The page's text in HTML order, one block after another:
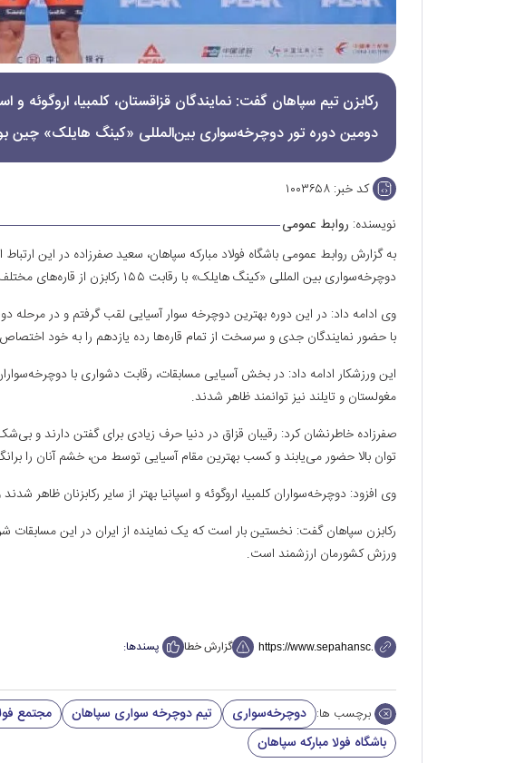
رکابزن تیم سپاهان گفت: نمایندگان قزاقستان، کلمبیا، اروگوئه
دومین دوره تور دوچرخه‌سواری بین‌المللی «کینگ‌ هایلک» چین
کد خبر: ۱۰۰۳۶۵۸
نویسنده: روابط عمومی
به گزارش روابط عمومی باشگاه فولاد مبارکه سپاهان، سعید صفرزاده در این
دوچرخه‌سواری بین المللی «کینگ‌ هایلک» با رقابت ۱۵۵ رکابزن از قاره‌های مختلف در چین برگزار شد.
وی ادامه داد: در این دوره بهترین دوچرخه سوار آسیایی لقب گرفتم و در
با حضور نمایندگان جدی و سرسخت از تمام قاره‌ها رده یازدهم را به خود
این ورزشکار ادامه داد: در بخش آسیایی مسابقات، رقابت دشواری با
مغولستان و تایلند نیز توانمند ظاهر شدند.
صفرزاده خاطرنشان کرد: رقیبان قزاق در دنیا حرف‌ زیادی برای گفتن دارند و
توان بالا حضور می‌یابند و کسب بهترین مقام آسیایی توسط من، خشم آنان را
وی افزود: دوچرخه‌سواران کلمبیا، اروگوئه و اسپانیا بهتر از سایر رکابزنان ظاهر
رکابزن سپاهان گفت: نخستین بار است که یک نماینده از ایران در این
ورزش کشورمان ارزشمند است.
گزارش خطا پسندها:
برچسب ها: دوچرخه‌سواری تیم دوچرخه سواری سپاهان مجتمع
باشگاه فولا مبارکه سپاهان